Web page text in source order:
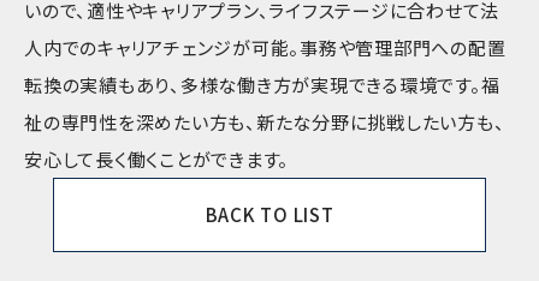
いので、適性やキャリアプラン、ライフステージに合わせて法
人内でのキャリアチェンジが可能。事務や管理部門への配置
転換の実績もあり、多様な働き方が実現できる環境です。福
祉の専門性を深めたい方も、新たな分野に挑戦したい方も、
安心して長く働くことができます。
BACK TO LIST